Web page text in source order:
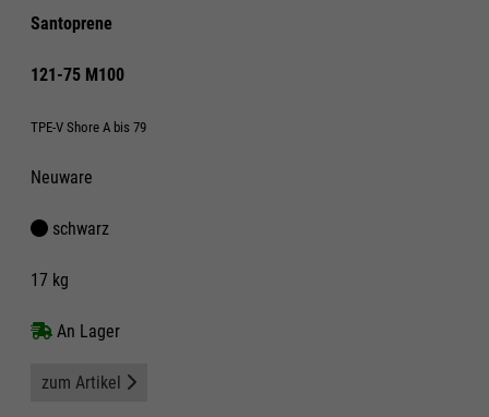
Santoprene
121-75 M100
TPE-V Shore A bis 79
Neuware
schwarz
17 kg
An Lager
zum Artikel